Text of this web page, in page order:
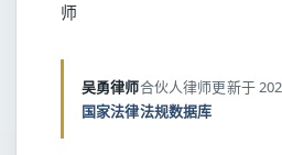
师
吴勇律师合伙人律师更新于
国家法律法规数据库